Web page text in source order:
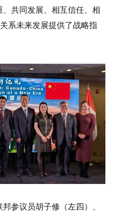
共同发展、相互信任、相
系未来发展提供了战略指
参议员胡子修（左四）、